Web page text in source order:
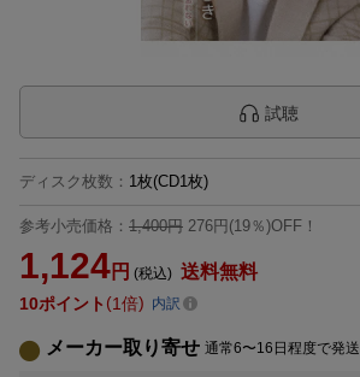
試聴
ディスク枚数 ： 1枚(CD1枚)
参考小売価格： 1,400円 276円(19％)OFF！
1,124円 (税込) 送料無料
10ポイント 1倍 内訳
メーカー取り寄せ 通常6〜16日程度で発送